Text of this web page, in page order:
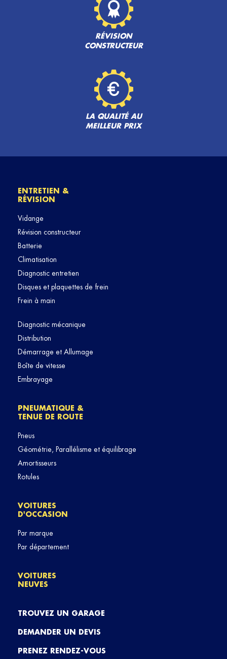
RÉVISION
CONSTRUCTEUR
LA QUALITÉ AU
MEILLEUR PRIX
ENTRETIEN &
RÉVISION
Vidange
Révision constructeur
Batterie
Climatisation
Diagnostic entretien
Disques et plaquettes de frein
Frein à main
Diagnostic mécanique
Distribution
Démarrage et Allumage
Boîte de vitesse
Embrayage
PNEUMATIQUE &
TENUE DE ROUTE
Pneus
Géométrie, Parallélisme et équilibrage
Amortisseurs
Rotules
VOITURES
D'OCCASION
Par marque
Par département
VOITURES
NEUVES
TROUVEZ UN GARAGE
DEMANDER UN DEVIS
PRENEZ RENDEZ-VOUS